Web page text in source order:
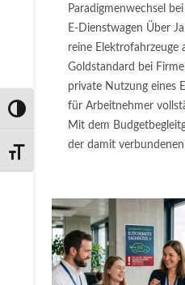
Umschalten auf hohe Kontraste
Schrift vergrößern
Paradigmenwechsel
E-Dienstwagen Über
reine Elektrofahrzeuge
Goldstandard bei
private Nutzung eines
für Arbeitnehmer
Mit dem
der damit